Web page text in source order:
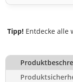
Tipp! Entdecke alle